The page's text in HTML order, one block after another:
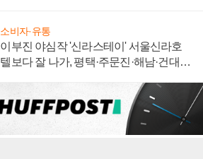
소비자·유통
이부진 야심작 '신라스테이' 서울신라호
텔보다 잘 나가, 평택·주문진·해남·건대로